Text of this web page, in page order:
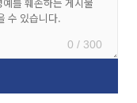
0 / 300